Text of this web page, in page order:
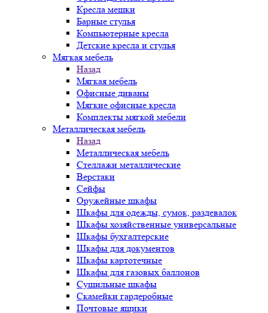
Кресла мешки
Барные стулья
Компьютерные кресла
Детские кресла и стулья
Мягкая мебель
Назад
Мягкая мебель
Офисные диваны
Мягкие офисные кресла
Комплекты мягкой мебели
Металлическая мебель
Назад
Металлическая мебель
Стеллажи металлические
Верстаки
Сейфы
Оружейные шкафы
Шкафы для одежды, сумок, раздевалок
Шкафы хозяйственные универсальные
Шкафы бухгалтерские
Шкафы для документов
Шкафы картотечные
Шкафы для газовых баллонов
Сушильные шкафы
Скамейки гардеробные
Почтовые ящики